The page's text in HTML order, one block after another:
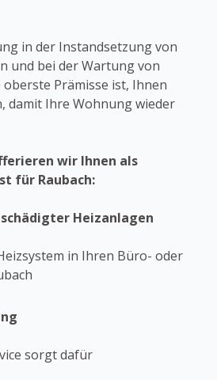
in der Instandsetzung von
und bei der Wartung von
Prämisse ist, Ihnen
damit Ihre Wohnung wieder
wir Ihnen als
für Raubach:
Heizanlagen
in Ihren Büro- oder
sorgt dafür